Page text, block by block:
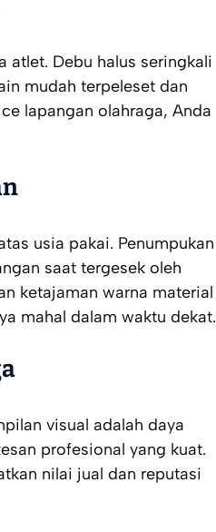
atlet. Debu halus seringkali
mudah terpeleset dan
lapangan olahraga, Anda
usia pakai. Penumpukan
saat tergesek oleh
ketajaman warna material
mahal dalam waktu dekat.
visual adalah daya
profesional yang kuat.
nilai jual dan reputasi